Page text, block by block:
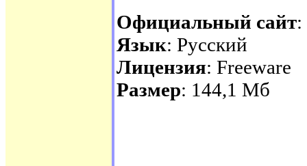
Официальный сайт
Язык: Русский
Лицензия: Freeware
Размер: 144,1 Мб